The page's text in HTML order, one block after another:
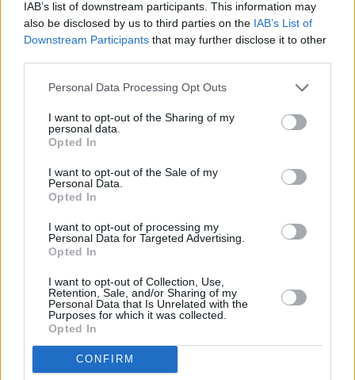
IAB’s list of downstream participants. This information may
also be disclosed by us to third parties on the IAB’s List of
Downstream Participants that may further disclose it to other
Personal Data Processing Opt Outs
I want to opt-out of the Sharing of my
personal data.
Opted In
I want to opt-out of the Sale of my
Personal Data.
Opted In
I want to opt-out of processing my
Personal Data for Targeted Advertising.
Opted In
I want to opt-out of Collection, Use,
Retention, Sale, and/or Sharing of my
Personal Data that Is Unrelated with the
Purposes for which it was collected.
Opted In
CONFIRM
Teksti jatkuu ilmoituksen jälkeen